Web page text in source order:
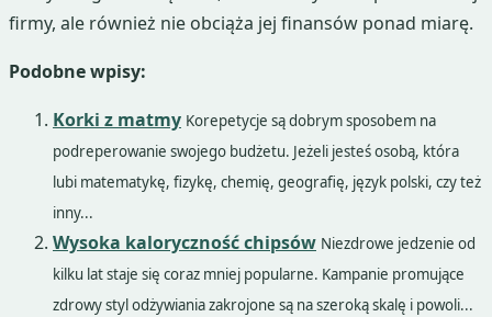
firmy, ale również nie obciąża jej finansów ponad miarę.
Podobne wpisy:
Korki z matmy Korepetycje są dobrym sposobem na
podreperowanie swojego budżetu. Jeżeli jesteś osobą, która
lubi matematykę, fizykę, chemię, geografię, język polski, czy też
inny...
Wysoka kaloryczność chipsów Niezdrowe jedzenie od
kilku lat staje się coraz mniej popularne. Kampanie promujące
zdrowy styl odżywiania zakrojone są na szeroką skalę i powoli...